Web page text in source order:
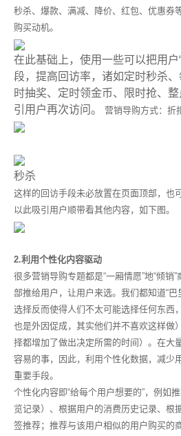
秒杀、爆款、满减、降价、红包、优惠券
购买动机。
在此基础上，使用一些可以把用户
段，提高回访率，诸如定时秒杀
时抽奖、定时领金币、限时抢、
引用户再次访问。 营销导购方式：折
秒杀
这样的回访手段未必放置在页面顶部，也
以此吸引用户顺带看其他内容，如下图。
2.利用个性化内容驱动
很多营销导购专题都是“一厢情愿”地“倾销
部推给用户，让用户来选。我们都知道“巴
选择反而使得人们不太可能选择任何东西
也是外因促成，其实他们并不喜欢这样做）
择都增加了做出决定所需的时间） 。在大
容易的事，因此，利用个性化数据，减少
重要手段。
个性化内容即“给每个用户想要的”，例如
览记录）、根据用户的消费历史记录、根
签推荐；推荐与该用户相似的用户购买的